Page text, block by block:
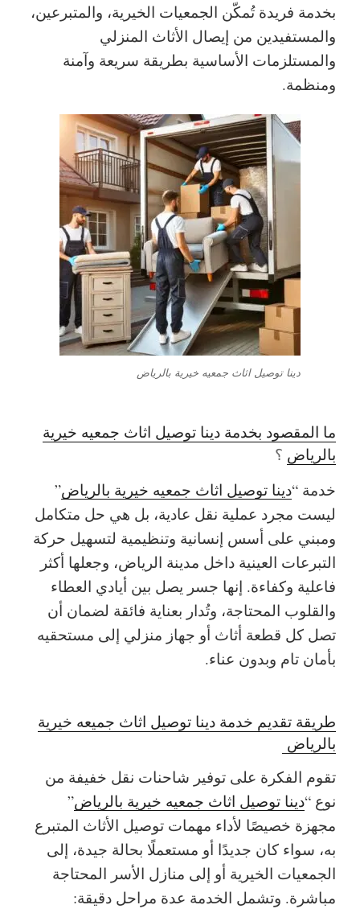
بخدمة فريدة تُمكّن الجمعيات الخيرية، والمتبرعين،
والمستفيدين من إيصال الأثاث المنزلي
والمستلزمات الأساسية بطريقة سريعة وآمنة
ومنظمة.
دينا توصيل اثاث جمعيه خيرية بالرياض
ما المقصود بخدمة دينا توصيل اثاث جمعيه خيرية
بالرياض ؟
خدمة “دينا توصيل اثاث جمعيه خيرية بالرياض”
ليست مجرد عملية نقل عادية، بل هي حل متكامل
ومبني على أسس إنسانية وتنظيمية لتسهيل حركة
التبرعات العينية داخل مدينة الرياض، وجعلها أكثر
فاعلية وكفاءة. إنها جسر يصل بين أيادي العطاء
والقلوب المحتاجة، وتُدار بعناية فائقة لضمان أن
تصل كل قطعة أثاث أو جهاز منزلي إلى مستحقيه
بأمان تام وبدون عناء.
طريقة تقديم خدمة دينا توصيل اثاث جميعه خيرية
بالرياض
تقوم الفكرة على توفير شاحنات نقل خفيفة من
نوع “دينا توصيل اثاث جمعيه خيرية بالرياض”
مجهزة خصيصًا لأداء مهمات توصيل الأثاث المتبرع
به، سواء كان جديدًا أو مستعملًا بحالة جيدة، إلى
الجمعيات الخيرية أو إلى منازل الأسر المحتاجة
مباشرة. وتشمل الخدمة عدة مراحل دقيقة: